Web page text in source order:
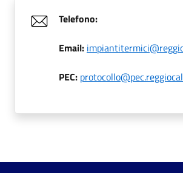
Telefono:
Email:
PEC: